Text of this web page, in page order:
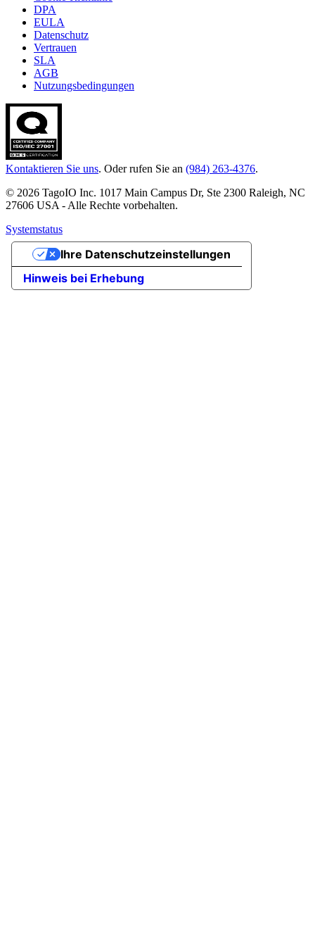
DPA
EULA
Datenschutz
Vertrauen
SLA
AGB
Nutzungsbedingungen
Kontaktieren Sie uns. Oder rufen Sie an (984) 263-4376.
© 2026 TagoIO Inc. 1017 Main Campus Dr, Ste 2300 Raleigh, NC
27606 USA - Alle Rechte vorbehalten.
Systemstatus
Hinweis bei Erhebung
Ihre Datenschutzeinstellungen